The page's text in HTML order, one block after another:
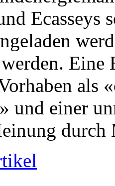
Ecasseys
als
und einer
durch